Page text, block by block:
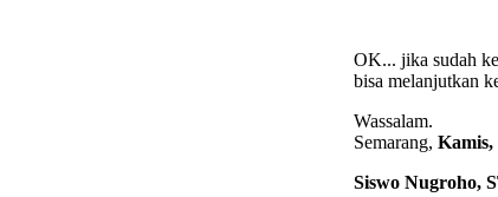
OK... jika sudah
bisa melanjutkan
Wassalam.
Semarang, Kamis,
Siswo Nugroho,